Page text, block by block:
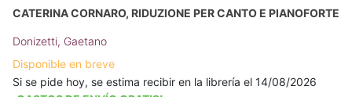
CATERINA CORNARO, RIDUZIONE PER CANTO E PIANOFORTE
Donizetti, Gaetano
Disponible en breve
Si se pide hoy, se estima recibir en la librería el 14/08/2026